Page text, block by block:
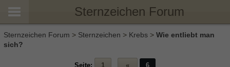
Sternzeichen Forum
Sternzeichen Forum > Sternzeichen > Krebs > Wie entliebt man
sich?
Seite: 1 « 6